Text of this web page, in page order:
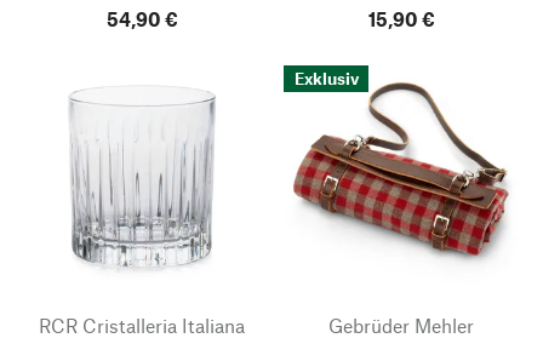
54,90 €
15,90 €
RCR Cristalleria Italiana
Exklusiv
Gebrüder Mehler